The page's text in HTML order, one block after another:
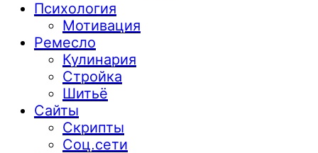
Психология
Мотивация
Ремесло
Кулинария
Стройка
Шитьё
Сайты
Скрипты
Соц.сети